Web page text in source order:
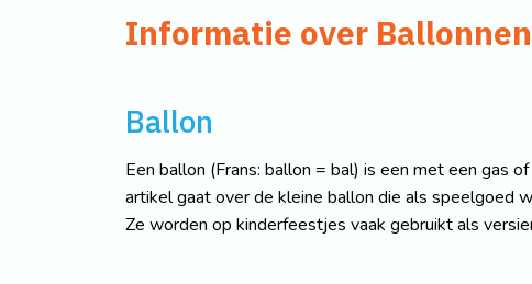
Informatie over Ballonnen
Ballon
Een ballon (Frans: ballon = bal) is een met een
artikel gaat over de kleine ballon die als speelgoed
Ze worden op kinderfeestjes vaak gebruikt als